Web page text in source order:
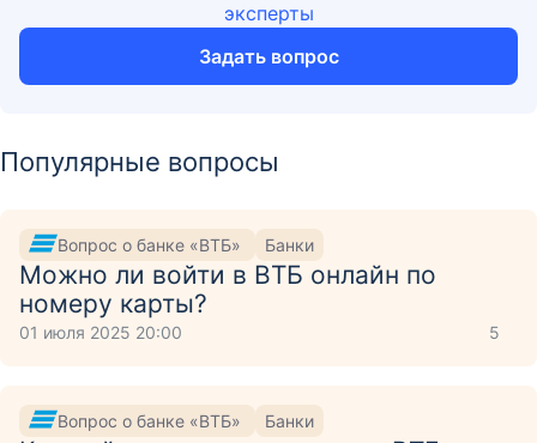
эксперты
Задать вопрос
Популярные вопросы
Вопрос о банке «ВТБ» Банки
Можно ли войти в ВТБ онлайн по
номеру карты?
01 июля 2025 20:00 5
Вопрос о банке «ВТБ» Банки